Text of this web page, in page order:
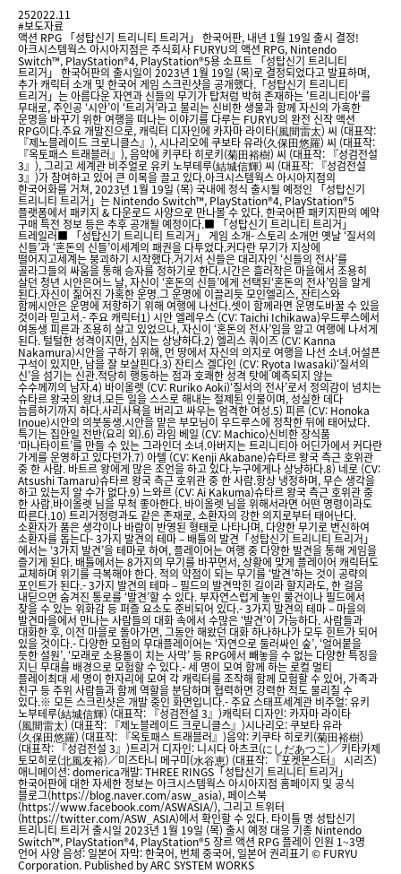
252022.11
#보도자료
액션 RPG 「성탑신기 트리니티 트리거」 한국어판, 내년 1월 19일 출시 결정!
아크시스템웍스 아시아지점은 주식회사 FURYU의 액션 RPG, Nintendo
Switch™, PlayStation®4, PlayStation®5용 소프트 「성탑신기 트리니티
트리거」 한국어판의 출시일이 2023년 1월 19일 (목)로 결정되었다고 발표하며,
추가 캐릭터 소개 및 한국어 게임 스크린샷을 공개했다.「성탑신기 트리니티
트리거」는 아름다운 자연과 신들의 무기가 탑처럼 박혀 존재하는 '트리니티아'를
무대로, 주인공 ‘시안’이 ‘트리거’라고 불리는 신비한 생물과 함께 자신의 가혹한
운명을 바꾸기 위한 여행을 떠나는 이야기를 다루는 FURYU의 완전 신작 액션
RPG이다.주요 개발진으로, 캐릭터 디자인에 카자마 라이타(風間雷太) 씨 (대표작:
『제노블레이드 크로니클스』), 시나리오에 쿠보타 유라(久保田悠羅) 씨 (대표작:
『옥토패스 트래블러』), 음악에 키쿠타 히로키(菊田裕樹) 씨 (대표작: 『성검전설
3』), 그리고 세계관 비주얼로 유키 노부테루(結城信輝) 씨 (대표작: 『성검전설
3』)가 참여하고 있어 큰 이목을 끌고 있다.아크시스템웍스 아시아지점의
한국어화를 거쳐, 2023년 1월 19일 (목) 국내에 정식 출시될 예정인 「성탑신기
트리니티 트리거」는 Nintendo Switch™, PlayStation®4, PlayStation®5
플랫폼에서 패키지 & 다운로드 사양으로 만나볼 수 있다. 한국어판 패키지판의 예약
구매 특전 정보 등은 추후 공개될 예정이다.■ 「성탑신기 트리니티 트리거」
트레일러■ 「성탑신기 트리니티 트리거」 게임 소개- 스토리 소개먼 옛날 ‘질서의
신들’과 ‘혼돈의 신들’이세계의 패권을 다투었다.커다란 무기가 지상에
떨어지고세계는 붕괴하기 시작했다.거기서 신들은 대리자인 ‘신들의 전사’를
골라그들의 싸움을 통해 승자를 정하기로 한다.시간은 흘러작은 마을에서 조용히
살던 청년 시안은어느 날, 자신이 ‘혼돈의 신들’에게 선택된‘혼돈의 전사’임을 알게
된다.자신이 짊어진 가혹한 운명.그 운명에 이끌리듯 모인엘리스, 잔티스와
함께시안은 운명에 저항하기 위해 여행에 나선다.셋이 함께라면 운명도바꿀 수 있을
것이라 믿고서.- 주요 캐릭터1) 시안 엘레우스 (CV: Taichi Ichikawa)우드루스에서
여동생 피른과 조용히 살고 있었으나, 자신이 ‘혼돈의 전사’임을 알고 여행에 나서게
된다. 털털한 성격이지만, 심지는 상냥하다.2) 엘리스 쿼이즈 (CV: Kanna
Nakamura)시안을 구하기 위해, 먼 땅에서 자신의 의지로 여행을 나선 소녀.어설픈
구석이 있지만, 남을 잘 보살핀다.3) 잔티스 겔다인 (CV: Ryota Iwasaki)‘질서의
신’을 섬기는 신관.적당히 행동하는 점과 호쾌한 성격 탓에 예측되지 않는
수수께끼의 남자.4) 바이올렛 (CV: Ruriko Aoki)‘질서의 전사’로서 정의감이 넘치는
슈타르 왕국의 왕녀.모든 일을 스스로 해내는 절제된 인물이며, 성실한 데다
늠름하기까지 하다.사리사욕을 버리고 싸우는 엄격한 여성.5) 피른 (CV: Honoka
Inoue)시안의 의붓동생.시안을 맡은 부모님이 우드루스에 정착한 뒤에 태어났다.
특기는 집안일 전반(요리 외).6) 라임 베일 (CV: Machico)신비한 장식품
‘마나타이트’를 만들 수 있는 그라인더 소녀.아버지는 트리니티아 어딘가에서 커다란
가게를 운영하고 있다던가.7) 아텔 (CV: Kenji Akabane)슈타르 왕국 측근 호위관
중 한 사람. 바트르 왕에게 많은 조언을 하고 있다.누구에게나 상냥하다.8) 네로 (CV:
Atsushi Tamaru)슈타르 왕국 측근 호위관 중 한 사람.항상 냉정하며, 무슨 생각을
하고 있는지 알 수가 없다.9) 느와르 (CV: Ai Kakuma)슈타르 왕국 측근 호위관 중
한 사람.바이올렛 님을 무척 좋아한다. 바이올렛 님을 위해서라면 어떤 명령이라도
따른다.10) 트리거정령과도 같은 존재로, 소환자의 강한 의지로부터 태어난다.
소환자가 품은 생각이나 바람이 반영된 형태로 나타나며, 다양한 무기로 변신하여
소환자를 돕는다- 3가지 발견의 테마 – 배틀의 발견「성탑신기 트리니티 트리거」
에서는 ‘3가지 발견’을 테마로 하여, 플레이어는 여행 중 다양한 발견을 통해 게임을
즐기게 된다. 배틀에서는 8가지의 무기를 바꾸면서, 상황에 맞게 플레이어 캐릭터도
교체하며 위기를 극복해야 한다. 적의 약점이 되는 무기를 ‘발견’하는 것이 공략의
포인트가 된다.- 3가지 발견의 테마 – 필드의 발견막힌 길이라 할지라도, 한 걸음
내딛으면 숨겨진 통로를 ‘발견’할 수 있다. 부자연스럽게 놓인 물건이나 필드에서
찾을 수 있는 위화감 등 퍼즐 요소도 준비되어 있다.- 3가지 발견의 테마 – 마을의
발견마을에서 만나는 사람들의 대화 속에서 수많은 ‘발견’이 가능하다. 사람들과
대화한 후, 이전 마을로 돌아가면, 그동안 해왔던 대화 하나하나가 모두 힌트가 되어
있을 것이다.- 다양한 모험의 무대플레이어는 ‘자연으로 둘러싸인 숲’, ‘얼어붙을
듯한 설원’, ‘모래로 소용돌이 치는 사막’ 등 RPG에서 빼놓을 수 없는 다양한 특징을
지닌 무대를 배경으로 모험할 수 있다.- 세 명이 모여 함께 하는 로컬 멀티
플레이최대 세 명이 한자리에 모여 각 캐릭터를 조작해 함께 모험할 수 있어, 가족과
친구 등 주위 사람들과 함께 역할을 분담하며 협력하면 강력한 적도 물리칠 수
있다.※ 모든 스크린샷은 개발 중인 화면입니다.- 주요 스태프세계관 비주얼: 유키
노부테루(結城信輝) (대표작: 『성검전설 3』)캐릭터 디자인: 카자마 라이타
(風間雷太) (대표작: 『제노블레이드 크로니클스』)시나리오: 쿠보타 유라
(久保田悠羅) (대표작: 『옥토패스 트래블러』)음악: 키쿠타 히로키(菊田裕樹)
(대표작: 『성검전설 3』)트리거 디자인: 니시다 아츠코(にしだあつこ)／키타카제
토모히로(北風友裕)／미즈타니 메구미(水谷恵) (대표작: 『포켓몬스터』 시리즈)
애니메이션: domerica개발: THREE RINGS「성탑신기 트리니티 트리거」
한국어판에 대한 자세한 정보는 아크시스템웍스 아시아지점 홈페이지 및 공식
블로그(https://blog.naver.com/asw_asia), 페이스북
(https://www.facebook.com/ASWASIA/), 그리고 트위터
(https://twitter.com/ASW_ASIA)에서 확인할 수 있다. 타이틀 명 성탑신기
트리니티 트리거 출시일 2023년 1월 19일 (목) 출시 예정 대응 기종 Nintendo
Switch™, PlayStation®4, PlayStation®5 장르 액션 RPG 플레이 인원 1~3명
언어 사양 음성: 일본어 자막: 한국어, 번체 중국어, 일본어 권리표기 © FURYU
Corporation. Published by ARC SYSTEM WORKS